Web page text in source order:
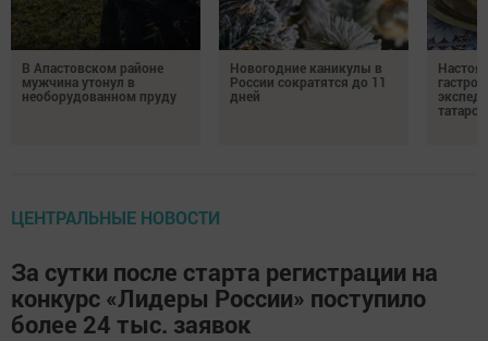
В Апастовском районе
мужчина утонул в
необорудованном пруду
Новогодние каникулы в
России сократятся до 11
дней
ЦЕНТРАЛЬНЫЕ НОВОСТИ
За сутки после старта регистрации на
конкурс «Лидеры России» поступило
более 24 тыс. заявок